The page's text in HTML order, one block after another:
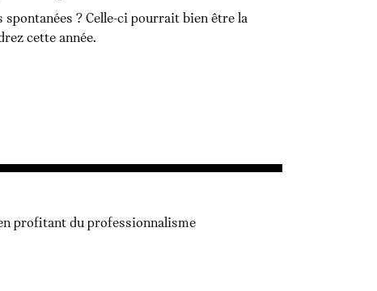
spontanées ? Celle-ci pourrait bien être la
cette année.
profitant du professionnalisme